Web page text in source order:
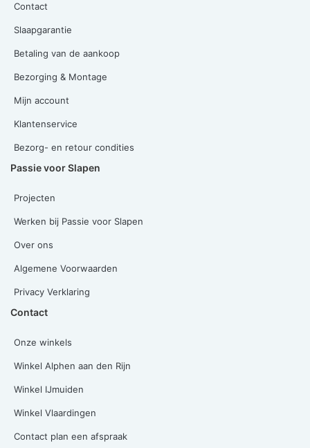
Contact
Slaapgarantie
Betaling van de aankoop
Bezorging & Montage
Mijn account
Klantenservice
Bezorg- en retour condities
Passie voor Slapen
Projecten
Werken bij Passie voor Slapen
Over ons
Algemene Voorwaarden
Privacy Verklaring
Contact
Onze winkels
Winkel Alphen aan den Rijn
Winkel IJmuiden
Winkel Vlaardingen
Contact plan een afspraak